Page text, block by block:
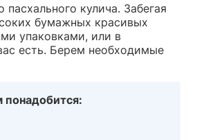
кулича. Забегая
бумажных красивых
упаковками, или в
есть. Берем необходимые
понадобится: